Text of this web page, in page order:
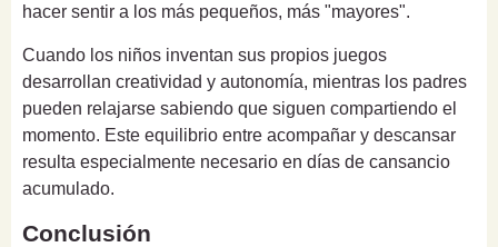
hacer sentir a los más pequeños, más "mayores".
Cuando los niños inventan sus propios juegos
desarrollan creatividad y autonomía, mientras los padres
pueden relajarse sabiendo que siguen compartiendo el
momento. Este equilibrio entre acompañar y descansar
resulta especialmente necesario en días de cansancio
acumulado.
Conclusión